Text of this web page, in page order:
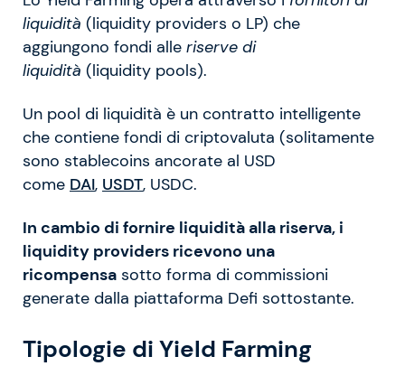
liquidità (liquidity providers o LP) che
aggiungono fondi alle riserve di
liquidità (liquidity pools).
Un pool di liquidità è un contratto intelligente
che contiene fondi di criptovaluta (solitamente
sono stablecoins ancorate al USD
come DAI, USDT, USDC.
In cambio di fornire liquidità alla riserva, i
liquidity providers ricevono una
ricompensa sotto forma di commissioni
generate dalla piattaforma Defi sottostante.
Tipologie di Yield Farming